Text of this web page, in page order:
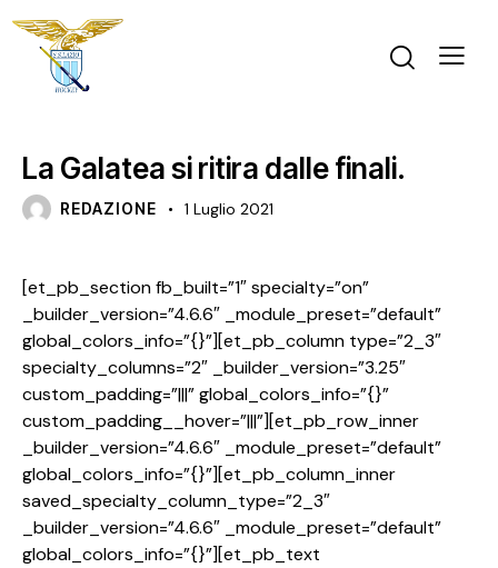
La Galatea si ritira dalle finali.
REDAZIONE 1 Luglio 2021
[et_pb_section fb_built=”1″ specialty=”on”
_builder_version=”4.6.6″ _module_preset=”default”
global_colors_info=”{}”][et_pb_column type=”2_3″
specialty_columns=”2″ _builder_version=”3.25″
custom_padding=”|||” global_colors_info=”{}”
custom_padding__hover=”|||”][et_pb_row_inner
_builder_version=”4.6.6″ _module_preset=”default”
global_colors_info=”{}”][et_pb_column_inner
saved_specialty_column_type=”2_3″
_builder_version=”4.6.6″ _module_preset=”default”
global_colors_info=”{}”][et_pb_text